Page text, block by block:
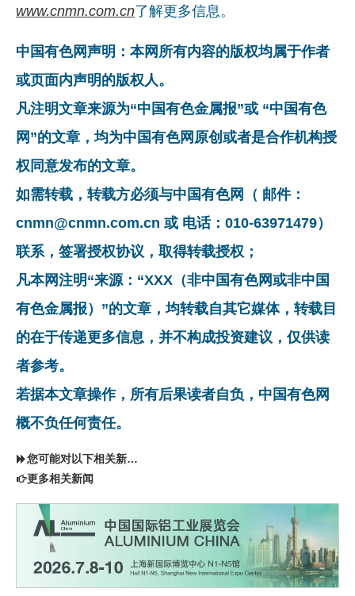
www.cnmn.com.cn了解更多信息。
中国有色网声明：本网所有内容的版权均属于作者
或页面内声明的版权人。
凡注明文章来源为“中国有色金属报”或 “中国有色
网”的文章，均为中国有色网原创或者是合作机构授
权同意发布的文章。
如需转载，转载方必须与中国有色网（ 邮件：
cnmn@cnmn.com.cn 或 电话：010-63971479）
联系，签署授权协议，取得转载授权；
凡本网注明“来源：“XXX（非中国有色网或非中国
有色金属报）”的文章，均转载自其它媒体，转载目
的在于传递更多信息，并不构成投资建议，仅供读
者参考。
若据本文章操作，所有后果读者自负，中国有色网
概不负任何责任。
您可能对以下相关新闻同样感兴趣
更多相关新闻